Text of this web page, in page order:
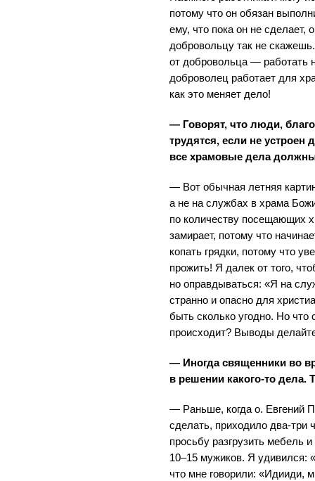
потому что он обязан
ему, что пока он не сделает,
добровольцу так не
от добровольца — работать
доброволец работает для
как это меняет дело!
— Говорят, что люди,
трудятся, если не
все храмовые дела
— Вот обычная летняя
а не на службах в храма
по количеству посещающих
замирает, потому что
копать грядки, потому что
прожить! Я далек от того,
но оправдываться: «Я на
странно и опасно для
быть сколько угодно. Но
происходит? Выводы
— Иногда священники во
в решении какого-то
— Раньше, когда о. Евгений
сделать, приходило два-
просьбу разгрузить мебель
10–15 мужиков. Я удивился:
что мне говорили: «Идииди,